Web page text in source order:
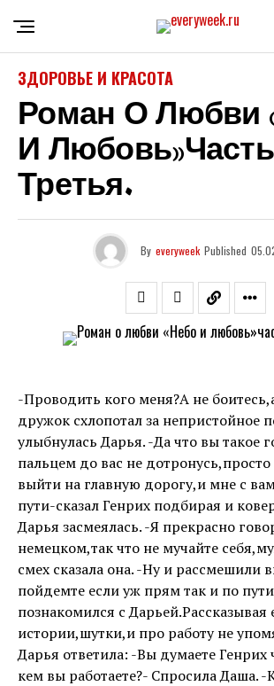
ЗДОРОВЬЕ И КРАСОТА
Роман О Любви
И Любовь»часть
Третья.
By everyweek Published
-Проводить кого меня?А не
дружок схлопотал за непристойное
улыбнулась Дарья. -Да что вы такое
пальцем до вас не
выйти на главную дорогу,и мне с
пути-сказал Генрих подбирая и
Дарья засмеялась. -Я прекрасно
немецком,так что не мучайте
смех сказала она. -Ну и рассмешили
пойдемте если уж прям так и по
познакомился с Дарьей.Рассказывая
истории,шутки,и про работу не
Дарья ответила: -Вы думаете Генрих
кем вы работаете?- Спросила Даша. -